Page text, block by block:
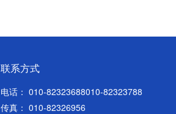
联系方式
电话： 010-82323688010-82323788
传真： 010-82326956